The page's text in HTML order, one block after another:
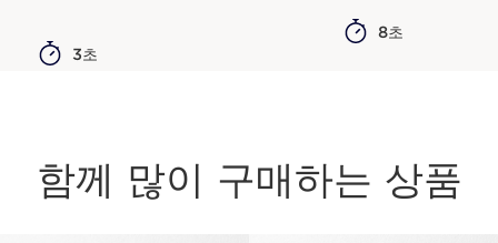
3초
8초
함께 많이 구매하는 상품